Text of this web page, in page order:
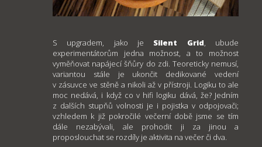
S upgradem, jako je Silent Grid, ubude
experimentátorům jedna možnost, a to možnost
vyměňovat napájecí šňůry do zdi. Teoreticky nemusí,
variantou stále je ukončit dedikované vedení
v zásuvce ve stěně a nikoli až v přístroji. Logiku to ale
moc nedává, i když co v hifi logiku dává, že? Jedním
z dalších stupňů volnosti je i pojistka v odpojovači;
vzhledem k již pokročilé večerní době jsme se tím
dále nezabývali, ale prohodit ji za jinou a
proposlouchat se rozdíly je aktivita na večer či dva.